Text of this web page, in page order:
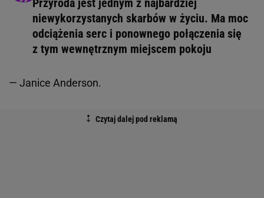
Przyroda jest jednym z najbardziej
niewykorzystanych skarbów w życiu. Ma moc
odciążenia serc i ponownego połączenia się
z tym wewnętrznym miejscem pokoju
— Janice Anderson.